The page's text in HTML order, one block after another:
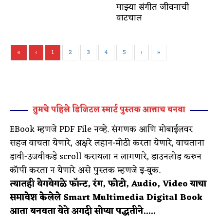
माझ्या संगीत जीवनाची
वाटचाल
« ‹ 1 2 3 4 5 › »
तुमचे पहिले डिजिटल स्मार्ट पुस्तक आत्ताच बनवा
EBook म्हणजे PDF File नव्हे. संगणक आणि मोबाईलवर
सहज वाचता येणारे, अक्षरे लहान-मोठी करता येणारे, वाचताना
डावी-उजवीकडे scroll करायला न लागणारे, डाउनलोड करुन
कॉपी करता न येणारे असे पुस्तक म्हणजे इ-बुक.
त्यातही वेगवेगळे फॉन्ट, रंग, फोटो, Audio, Video याचा
समावेश केलेलेSmart Multimedia Digital Book
आता बनवता येते अगदी सोप्या पद्धतीने.....